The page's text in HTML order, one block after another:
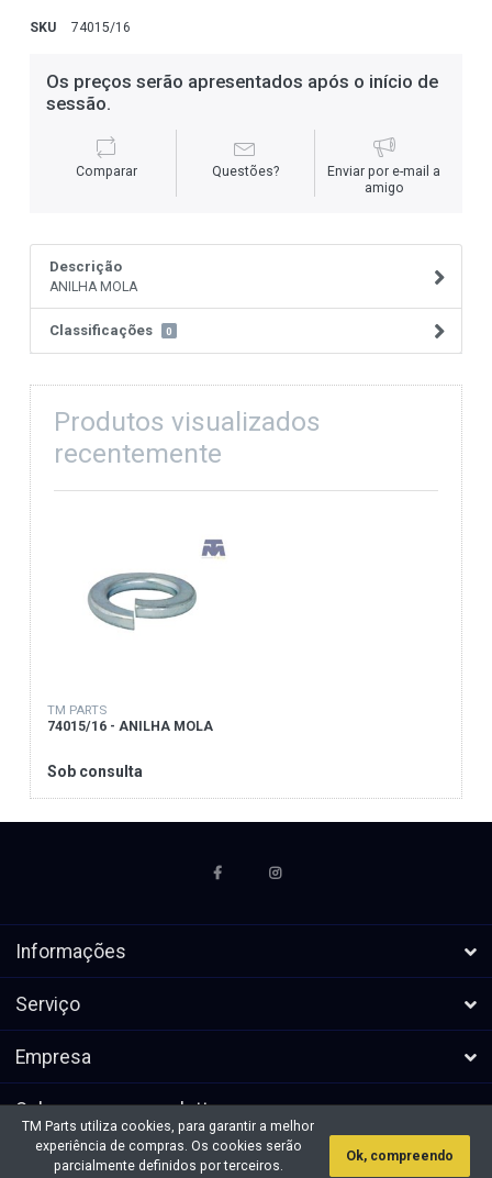
SKU 74015/16
Os preços serão apresentados após o início de
sessão.
Comparar Questões?
Enviar por e-mail a
amigo
Descrição
ANILHA MOLA
Classificações 0
Produtos visualizados
recentemente
TM PARTS
74015/16 - ANILHA MOLA
Sob consulta
Informações
Serviço
Empresa
Subscrever a newsletters
* Todos os preços excl. IVA, mais
Direitos de autor &cópia; 2026 TM
TM Parts utiliza cookies, para garantir a melhor
experiência de compras. Os cookies serão
parcialmente definidos por terceiros.
Ok, compreendo